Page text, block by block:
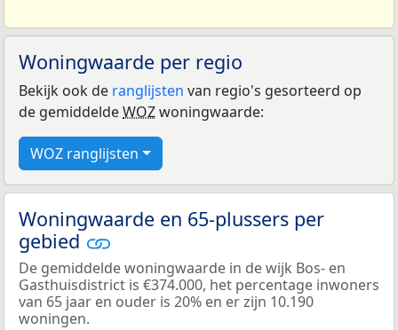
Woningwaarde per regio
Bekijk ook de ranglijsten van regio's gesorteerd op
de gemiddeldeWOZwoningwaarde:
WOZ ranglijsten
Woningwaarde en 65-plussers per
gebied
De gemiddelde woningwaarde in de wijk Bos- en
Gasthuisdistrict is €374.000, het percentage inwoners
van 65 jaar en ouder is 20% en er zijn 10.190
woningen.